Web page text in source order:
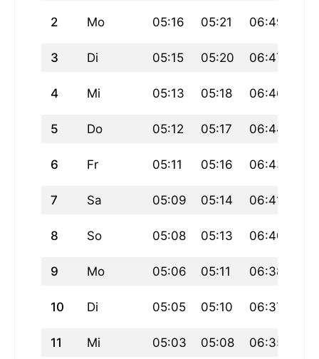
2 Mo 05:16 05:21 06:49
3 Di 05:15 05:20 06:47
4 Mi 05:13 05:18 06:46
5 Do 05:12 05:17 06:44
6 Fr 05:11 05:16 06:43
7 Sa 05:09 05:14 06:41
8 So 05:08 05:13 06:40
9 Mo 05:06 05:11 06:38
10 Di 05:05 05:10 06:37
11 Mi 05:03 05:08 06:35